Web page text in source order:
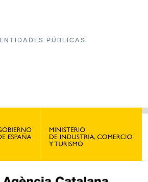
ENTIDADES PÚBLICAS